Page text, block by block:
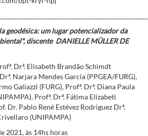
geodésica: um lugar potencializador da
discente DANIELLE MÜLLER DE
Drª. Elisabeth Brandão Schimdt
Narjara Mendes Garcia (PPGEA/FURG),
Galiazzi (FURG), Profª. Drª. Diana Paula
Profª. Drª. Fátima Elizabeti
Dr. Pablo René Estévez Rodriguez Drª.
(UNIPAMPA)
2021, às 14hs horas